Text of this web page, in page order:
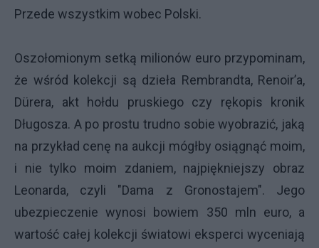
Przede wszystkim wobec Polski.
Oszołomionym setką milionów euro przypominam,
że wśród kolekcji są dzieła Rembrandta, Renoir’a,
Dürera, akt hołdu pruskiego czy rękopis kronik
Długosza. A po prostu trudno sobie wyobrazić, jaką
na przykład cenę na aukcji mógłby osiągnąć moim,
i nie tylko moim zdaniem, najpiękniejszy obraz
Leonarda, czyli "Dama z Gronostajem". Jego
ubezpieczenie wynosi bowiem 350 mln euro, a
wartość całej kolekcji światowi eksperci wyceniają